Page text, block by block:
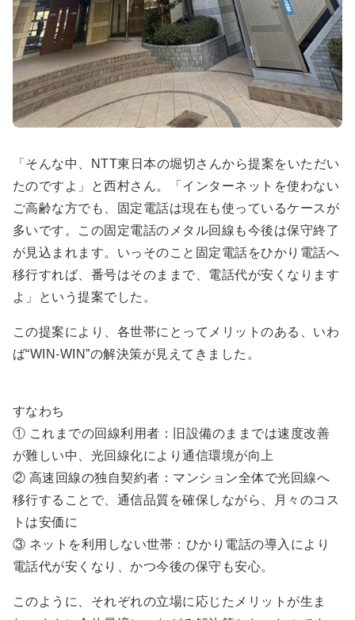
「そんな中、 NTT東日本の堀切さんから提案をいただい
たのですよ」と西村さん。「インターネットを使わない
ご高齢な方でも、固定電話は現在も使っているケースが
多いです。この固定電話のメタル回線も今後は保守終了
が見込まれます。いっそのこと固定電話をひかり電話へ
移行すれば、番号はそのままで、電話代が安くなります
よ」という提案でした。
この提案により、各世帯にとってメリットのある、いわ
ば“WIN-WIN”の解決策が見えてきました。
すなわち
① これまでの回線利用者：旧設備のままでは速度改善
が難しい中、光回線化により通信環境が向上
② 高速回線の独自契約者：マンション全体で光回線へ
移行することで、通信品質を確保しながら、月々のコス
トは安価に
③ ネットを利用しない世帯：ひかり電話の導入により
電話代が安くなり、かつ今後の保守も安心。
このように、それぞれの立場に応じたメリットが生ま